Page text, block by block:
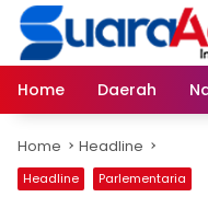
Skip
content
Home
Daerah
Home Headline
Headline Parlementaria